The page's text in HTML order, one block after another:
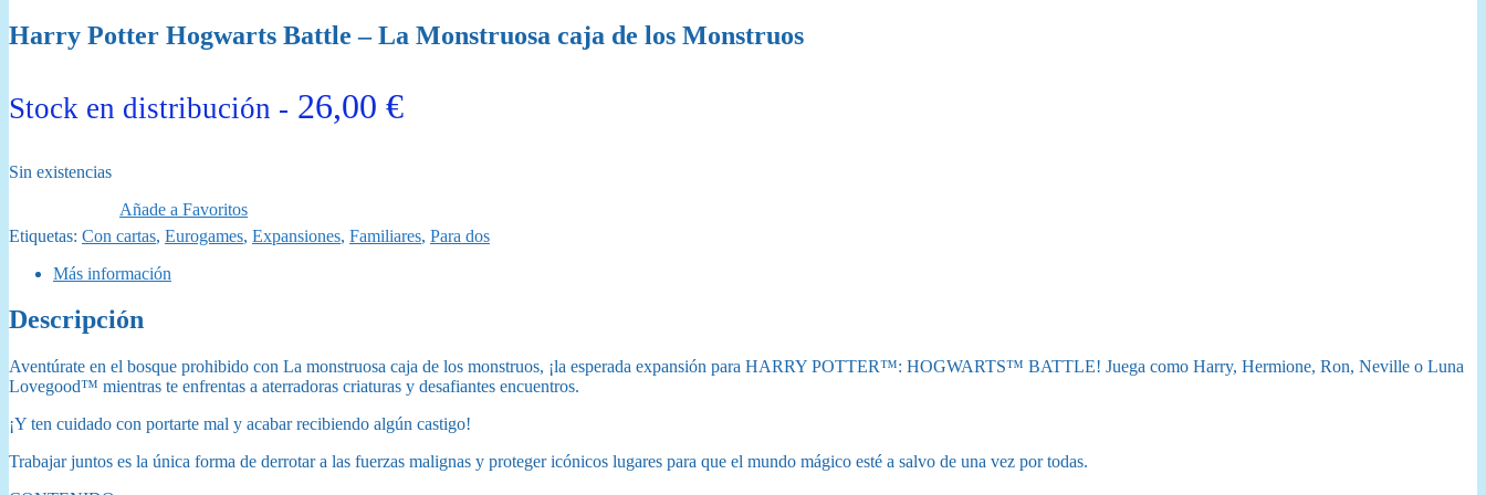
Harry Potter Hogwarts Battle – La Monstruosa caja de los Monstruos
Stock en distribución - 26,00 €
Sin existencias
Añade a Favoritos
Etiquetas: Con cartas, Eurogames, Expansiones, Familiares, Para dos
Más información
Descripción
Aventúrate en el bosque prohibido con La monstruosa caja de los monstruos, ¡la esperada expansión para HARRY POTTER™: HOGWARTS™ BATTLE! Juega como Harry, Hermione, Ron, Neville o Luna
Lovegood™ mientras te enfrentas a aterradoras criaturas y desafiantes encuentros.
¡Y ten cuidado con portarte mal y acabar recibiendo algún castigo!
Trabajar juntos es la única forma de derrotar a las fuerzas malignas y proteger icónicos lugares para que el mundo mágico esté a salvo de una vez por todas.